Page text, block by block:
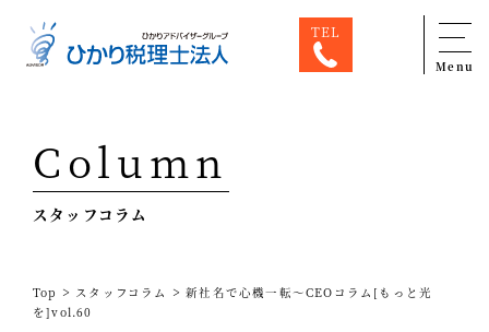
TEL
Menu
専門家一覧
ひかり税理士法人について
サービス
Column
スタッフコラム
Top > スタッフコラム >新社名で心機一転～CEOコラム[もっと光
を]vol.60